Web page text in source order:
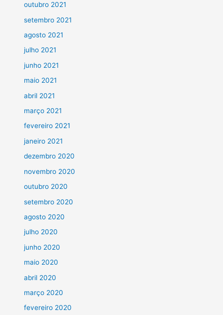
outubro 2021
setembro 2021
agosto 2021
julho 2021
junho 2021
maio 2021
abril 2021
março 2021
fevereiro 2021
janeiro 2021
dezembro 2020
novembro 2020
outubro 2020
setembro 2020
agosto 2020
julho 2020
junho 2020
maio 2020
abril 2020
março 2020
fevereiro 2020